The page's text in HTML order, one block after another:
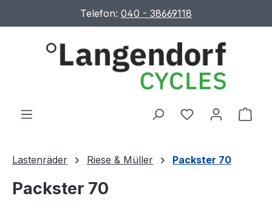
Zum Hauptinhalt springen
Telefon: 040 - 38669118
Du hast 0
Lastenräder Riese & Müller Packster 70
Packster 70